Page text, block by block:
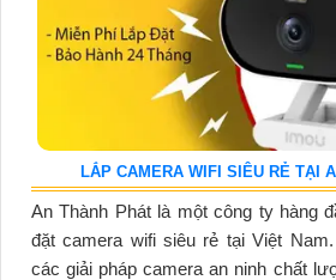
LẮP CAMERA WIFI SIÊU RẺ TẠI
An Thành Phát là một công ty hàng
đặt camera wifi siêu rẻ tại Việt
các giải pháp camera an ninh chất